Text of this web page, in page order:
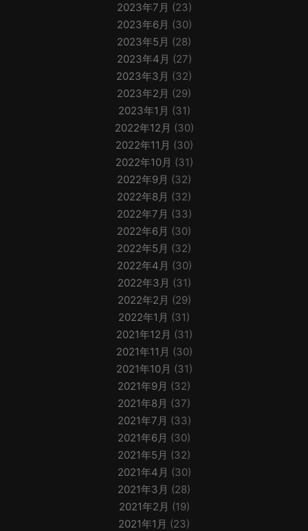
2023年7月 (23)
2023年6月 (30)
2023年5月 (28)
2023年4月 (27)
2023年3月 (32)
2023年2月 (29)
2023年1月 (31)
2022年12月 (30)
2022年11月 (30)
2022年10月 (31)
2022年9月 (32)
2022年8月 (32)
2022年7月 (33)
2022年6月 (30)
2022年5月 (32)
2022年4月 (30)
2022年3月 (31)
2022年2月 (29)
2022年1月 (31)
2021年12月 (31)
2021年11月 (30)
2021年10月 (31)
2021年9月 (32)
2021年8月 (37)
2021年7月 (33)
2021年6月 (30)
2021年5月 (32)
2021年4月 (30)
2021年3月 (28)
2021年2月 (19)
2021年1月 (23)